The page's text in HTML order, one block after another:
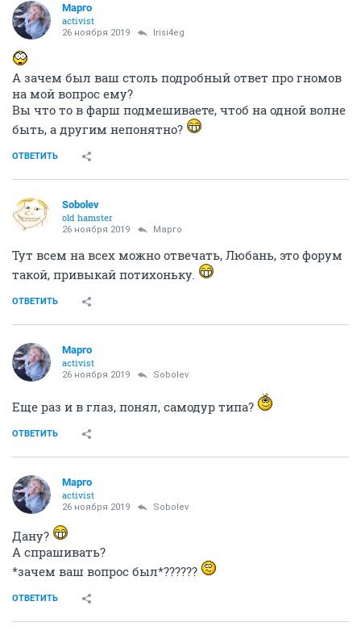
Mаргo
activist
26 ноября 2019 Irisi4eg
А зачем был ваш столь подробный ответ про гномов
на мой вопрос ему?
Вы что то в фарш подмешиваете, чтоб на одной волне
быть, а другим непонятно?
ОТВЕТИТЬ
Sobolev
old hamster
26 ноября 2019 Mаргo
Тут всем на всех можно отвечать, Любань, это форум
такой, привыкай потихоньку.
ОТВЕТИТЬ
Mаргo
activist
26 ноября 2019 Sobolev
Еще раз и в глаз, понял, самодур типа?
ОТВЕТИТЬ
Mаргo
activist
26 ноября 2019 Sobolev
Дану?
А спрашивать?
*зачем ваш вопрос был*??????
ОТВЕТИТЬ